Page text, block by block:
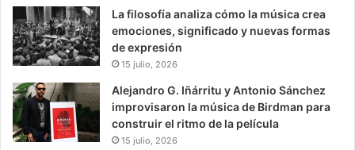
La filosofía analiza cómo la música crea
emociones, significado y nuevas formas
de expresión
15 julio, 2026
Alejandro G. Iñárritu y Antonio Sánchez
improvisaron la música de Birdman para
construir el ritmo de la película
15 julio, 2026